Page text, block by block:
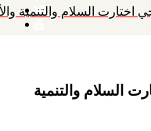
السلام والتنمية
السلام والتنمية